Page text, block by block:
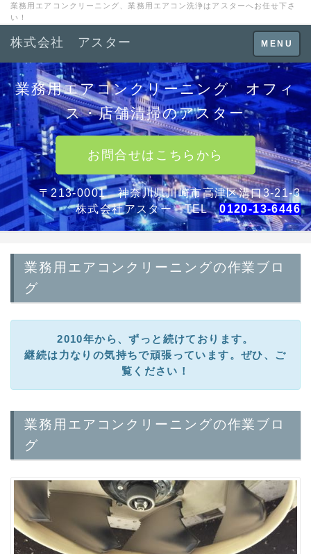
業務用エアコンクリーニング、業務用エアコン洗浄はアスターへお任せ下さ
い！
Toggle
navigation
MENU
株式会社 アスター
業務用エアコンクリーニング オフィ
ス・店舗清掃のアスター
お問合せはこちらから
〒213-0001 神奈川県川崎市高津区溝口3-21-3
株式会社アスター TEL0120-13-6446
業務用エアコンクリーニングの作業ブロ
グ
2010年から、ずっと続けております。
継続は力なりの気持ちで頑張っています。ぜひ、ご
覧ください！
業務用エアコンクリーニングの作業ブロ
グ